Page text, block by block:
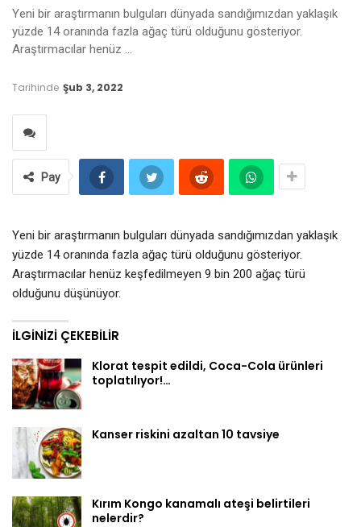
Yeni bir araştırmanın bulguları dünyada sandığımızdan yaklaşık
yüzde 14 oranında fazla ağaç türü olduğunu gösteriyor.
Araştırmacılar henüz …
Tarihinde Şub 3, 2022
Pay
Yeni bir araştırmanın bulguları dünyada sandığımızdan yaklaşık
yüzde 14 oranında fazla ağaç türü olduğunu gösteriyor.
Araştırmacılar henüz keşfedilmeyen 9 bin 200 ağaç türü
olduğunu düşünüyor.
İLGINIZI ÇEKEBILIR
Klorat tespit edildi, Coca-Cola ürünleri
toplatılıyor!…
Kanser riskini azaltan 10 tavsiye
Kırım Kongo kanamalı ateşi belirtileri
nelerdir?